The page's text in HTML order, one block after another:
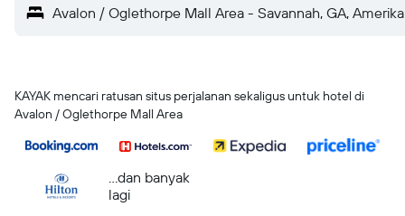
Avalon / Oglethorpe Mall Area - Savannah, GA,
KAYAK mencari ratusan situs perjalanan sekaligus untuk hotel di
Avalon / Oglethorpe Mall Area
...dan banyak
lagi